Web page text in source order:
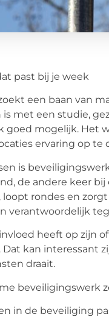
past bij je week
een baan van
met een studie,
goed mogelijk. Het
ervaring op te
is
de andere keer
loopt rondes en
verantwoordelijk
heeft op zijn
. Dat kan interessant
draait.
beveiligingswerk
in de beveiliging